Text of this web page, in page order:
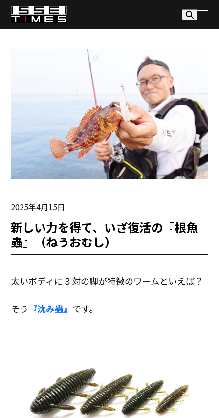
Skip
content
モ
ニ
ュ
ー
を
開
く
モ
ニ
ュ
ー
を
閉
じ
2025年4月15日
新しい力を得て、いざ復活の『根魚
蟲』（ねうおむし）
太いボディに３対の脚が特徴のワームといえば？
そう 『沈み蟲』 です。